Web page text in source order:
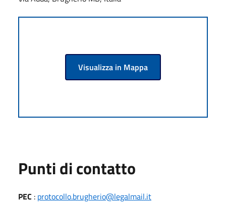
Visualizza in Mappa
Punti di contatto
PEC : protocollo.brugherio@legalmail.it